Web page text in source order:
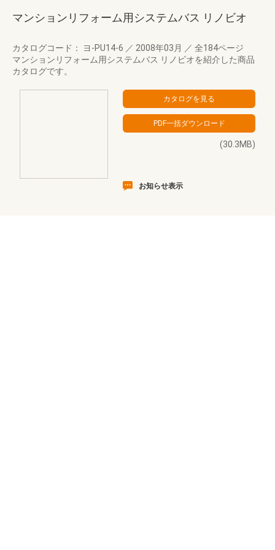
マンションリフォーム用システムバス リノビオ
カタログコード： ヨ-PU14-6 ／ 2008年03月 ／ 全184ページ
マンションリフォーム用システムバス リノビオを紹介した商品
カタログです。
(30.3MB)
お知らせ表示